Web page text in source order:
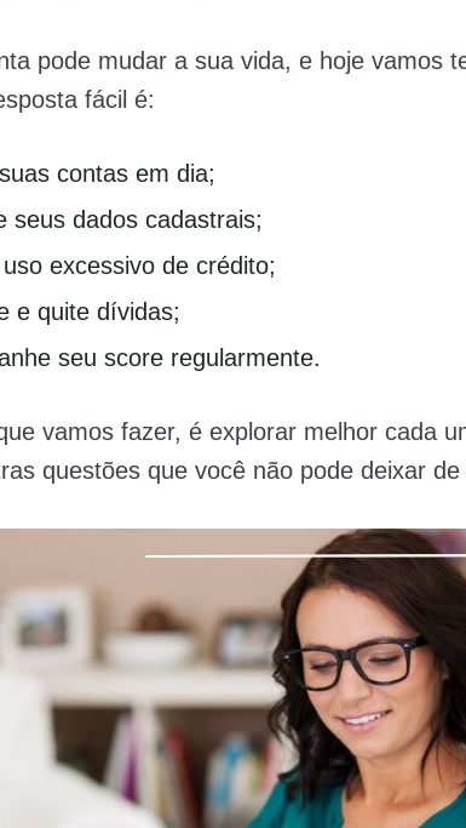
pode mudar a sua vida, e hoje vamos
fácil é:
contas em dia;
seus dados cadastrais;
excessivo de crédito;
e quite dívidas;
seu score regularmente.
vamos fazer, é explorar melhor cada
questões que você não pode deixar de